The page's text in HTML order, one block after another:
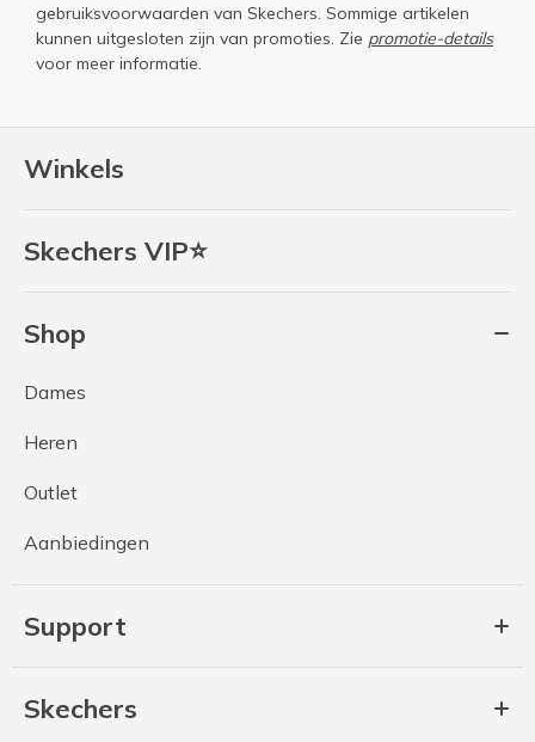
Winkels
Skechers VIP⭐
Shop
Dames
Heren
Outlet
Aanbiedingen
Support
Skechers
gebruiksvoorwaarden van Skechers. Sommige artikelen
kunnen uitgesloten zijn van promoties. Zie promotie-details
voor meer informatie.